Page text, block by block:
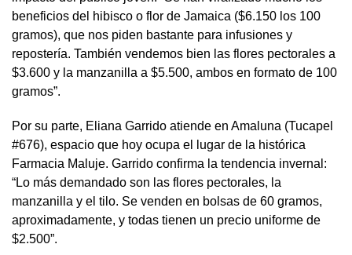
beneficios del hibisco o flor de Jamaica ($6.150 los 100
gramos), que nos piden bastante para infusiones y
repostería. También vendemos bien las flores pectorales a
$3.600 y la manzanilla a $5.500, ambos en formato de 100
gramos”.
Por su parte, Eliana Garrido atiende en Amaluna (Tucapel
#676), espacio que hoy ocupa el lugar de la histórica
Farmacia Maluje. Garrido confirma la tendencia invernal:
“Lo más demandado son las flores pectorales, la
manzanilla y el tilo. Se venden en bolsas de 60 gramos,
aproximadamente, y todas tienen un precio uniforme de
$2.500”.